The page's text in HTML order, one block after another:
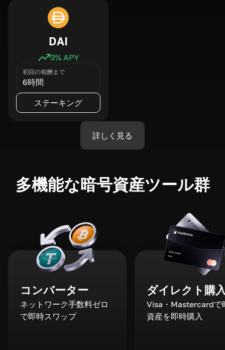
DAI
3% APY
初回の報酬まで
6時間
ステーキング
詳しく見る
多機能な暗号資産ツール群
コンバーター
ネットワーク手数料ゼロ
で即時スワップ
ダイレクト購
Visa・Mastercardで
資産を即時購入